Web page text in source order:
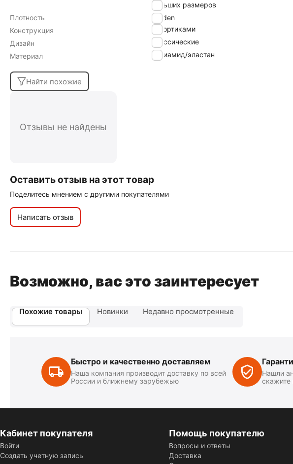
больших размеров
Плотность
40 den
Конструкция
с шортиками
Дизайн
классические
Материал
полиамид/эластан
Найти похожие
Отзывы не найдены
Оставить отзыв на этот товар
Поделитесь мнением с другими покупателями
Написать отзыв
Возможно, вас это заинтересует
Похожие товары Новинки Недавно просмотренные
Быстро и качественно доставляем
Наша компания производит доставку по всей
России и ближнему зарубежью
Нашли
скажите
Кабинет покупателя
Войти
Создать учетную запись
Помощь покупателю
Вопросы и ответы
Доставка